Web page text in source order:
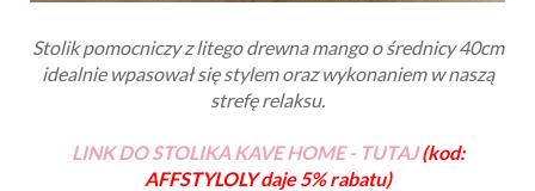
Stolik pomocniczy z litego drewna mango o średnicy 40cm
idealnie wpasował się stylem oraz wykonaniem w naszą
strefę relaksu.
LINK DO STOLIKA KAVE HOME - TUTAJ (kod:
AFFSTYLOLY daje 5% rabatu)